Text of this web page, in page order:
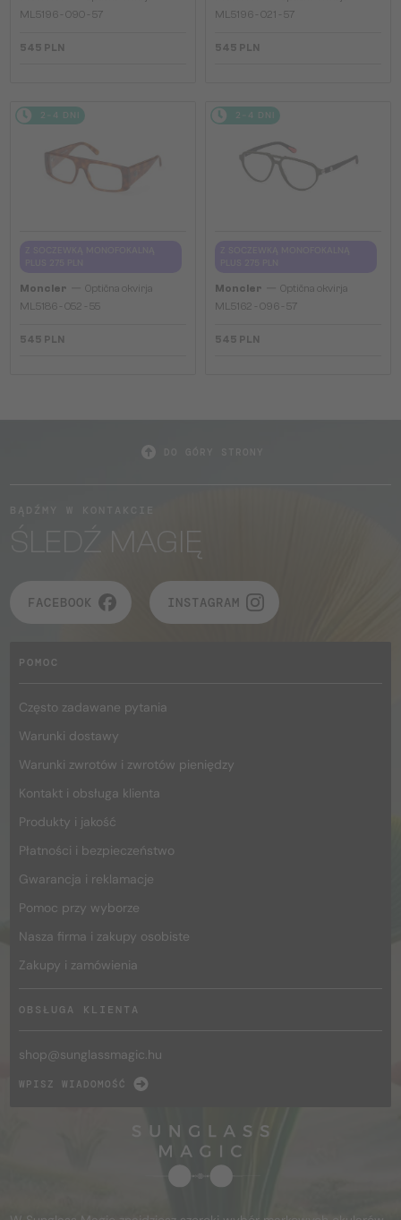
ML5196 - 090 - 57
545 PLN
ML5196 - 021 - 57
545 PLN
2-4 DNI
Moncler
Optična okvirja
ML5186 - 052 - 55
545 PLN
2-4 DNI
Moncler
Optična okvirja
ML5162 - 096 - 57
545 PLN
ŚLEDŹ MAGIĘ
FACEBOOK INSTAGRAM
POMOC
Często zadawane pytania
Warunki dostawy
Warunki zwrotów i zwrotów pieniędzy
Kontakt i obsługa klienta
Produkty i jakość
Płatności i bezpieczeństwo
Gwarancja i reklamacje
Pomoc przy wyborze
Nasza firma i zakupy osobiste
Zakupy i zamówienia
OBSŁUGA KLIENTA
shop@sunglassmagic.hu
WPISZ WIADOMOŚĆ